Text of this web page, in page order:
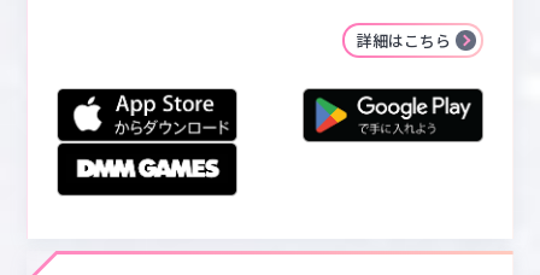
詳細はこちら